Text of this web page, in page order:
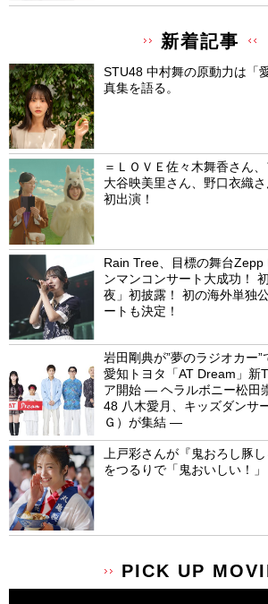
新着記事
STU48 中村舞の原動力は「
真集を語る。
＝ＬＯＶＥ佐々木舞香さん
大谷映美里さん、野口衣織
初出演！
Rain Tree、目標の舞台Zepp
ンマンコンサート大成功！
夜」初披露！ 初の海外単独
ートも決定！
岩田剛典が”夢のラジオカー”
愛知トヨタ「AT Dream」新
ア開始 ― ヘラルボニー松田
48 八木愛月、キッズダンサ
Ｇ）が集結 ―
上戸彩さんが『鬼おろし豚
をつるりで「鬼おいしい！」
PICK UP